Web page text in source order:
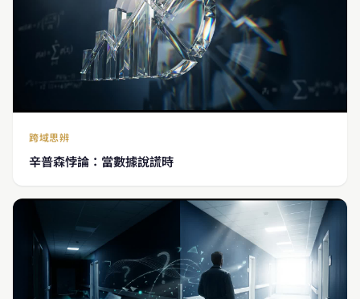
跨域思辨
辛普森悖論：當數據說謊時